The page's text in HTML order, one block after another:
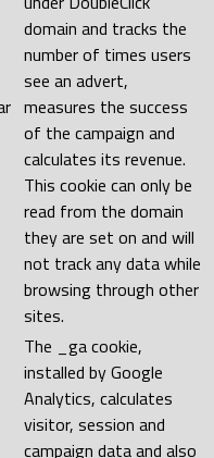
domain and tracks the
number of times users
see an advert,
measures the success
of the campaign and
calculates its revenue.
This cookie can only be
read from the domain
they are set on and will
not track any data while
browsing through other
sites.
The _ga cookie,
installed by Google
Analytics, calculates
visitor, session and
campaign data and also